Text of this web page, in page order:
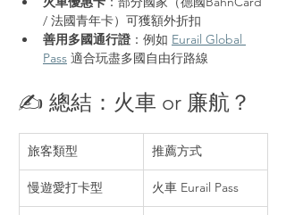
/ 法國青年卡）可獲額外折扣
善用多國通行證 ：例如 Eurail Global
Pass 適合玩盡多國自由行路線
✍️ 總結：火車 or 廉航？
旅客類型 推薦方式
慢遊愛打卡型 火車 Eurail Pass